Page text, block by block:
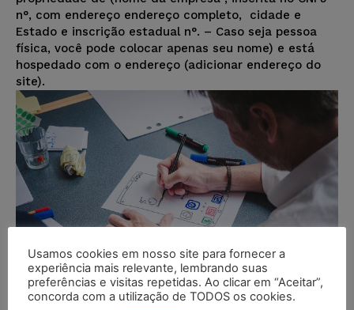
n°, com endereço endereço completo, cidade e
Estado e inscrição estadual n°. – Caso seja pessoa
física, você pode colocar apenas seu nome) e está
hospedado com o endereço (adicionar endereço do
site).
Usamos cookies em nosso site para fornecer a
experiência mais relevante, lembrando suas
preferências e visitas repetidas. Ao clicar em “Aceitar”,
concorda com a utilização de TODOS os cookies.